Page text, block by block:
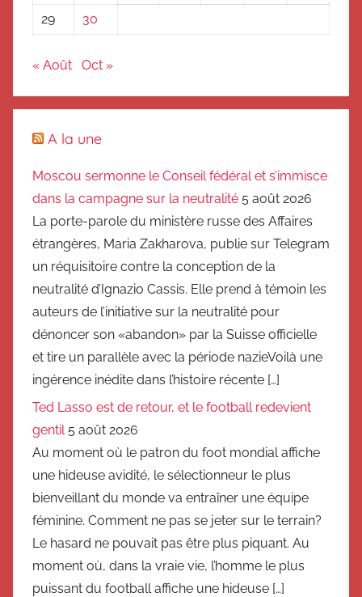
29
30
« Août Oct »
A la une
Moscou sermonne le Conseil fédéral et s’immisce
dans la campagne sur la neutralité 5 août 2026
La porte-parole du ministère russe des Affaires
étrangères, Maria Zakharova, publie sur Telegram
un réquisitoire contre la conception de la
neutralité d’Ignazio Cassis. Elle prend à témoin les
auteurs de l’initiative sur la neutralité pour
dénoncer son «abandon» par la Suisse officielle
et tire un parallèle avec la période nazieVoilà une
ingérence inédite dans l’histoire récente […]
Ted Lasso est de retour, et le football redevient
gentil 5 août 2026
Au moment où le patron du foot mondial affiche
une hideuse avidité, le sélectionneur le plus
bienveillant du monde va entraîner une équipe
féminine. Comment ne pas se jeter sur le terrain?
Le hasard ne pouvait pas être plus piquant. Au
moment où, dans la vraie vie, l’homme le plus
puissant du football affiche une hideuse […]